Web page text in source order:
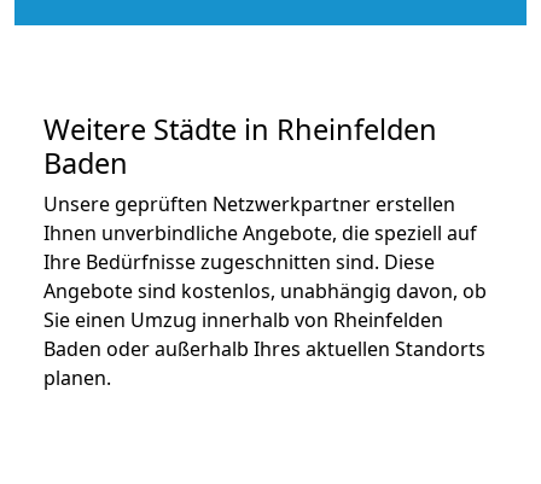
Weitere Städte in Rheinfelden
Baden
Unsere geprüften Netzwerkpartner erstellen
Ihnen unverbindliche Angebote, die speziell auf
Ihre Bedürfnisse zugeschnitten sind. Diese
Angebote sind kostenlos, unabhängig davon, ob
Sie einen Umzug innerhalb von Rheinfelden
Baden oder außerhalb Ihres aktuellen Standorts
planen.